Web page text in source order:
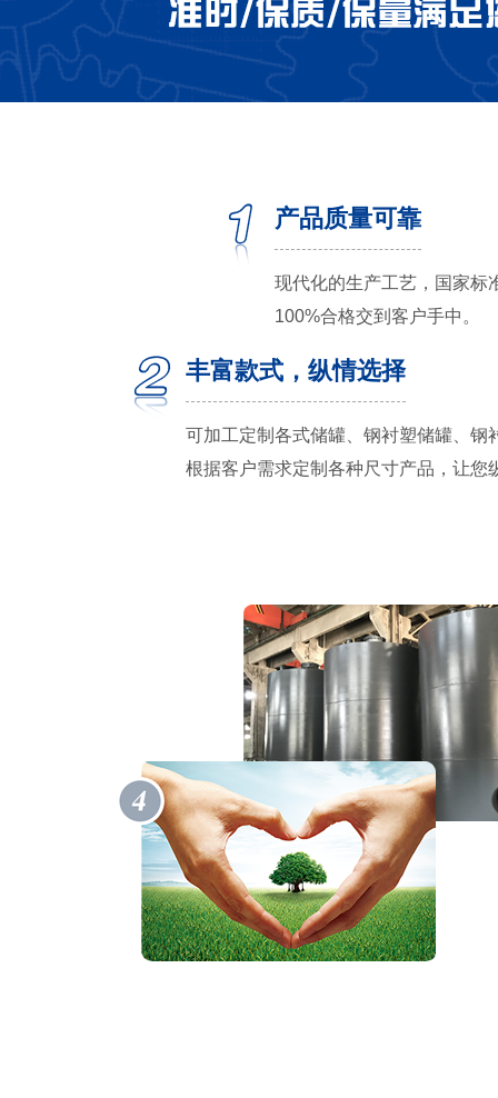
产品质量可靠
现代化的生产工艺，国家标
100%合格交到客户手中。
丰富款式，纵情选择
可加工定制各式储罐、钢衬塑储罐、
根据客户需求定制各种尺寸产品，让您